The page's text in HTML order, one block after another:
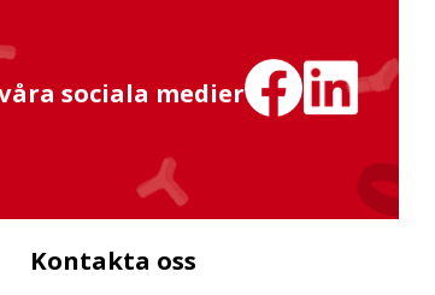
sociala medier
Kontakta oss